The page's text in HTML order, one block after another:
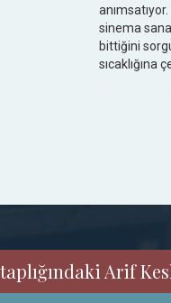
sinema
bittiğini
sıcaklığına
Arif